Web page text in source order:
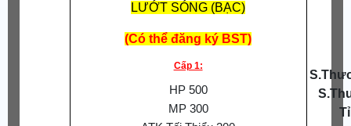
LƯỚT SÓNG (BẠC)
(Có thể đăng ký BST)
Cấp 1:
HP 500
MP 300